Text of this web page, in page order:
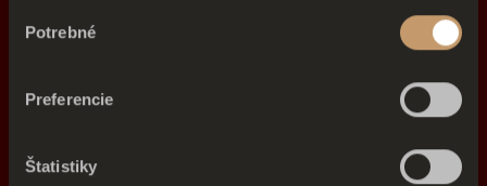
súhlasu
Potrebné
Preferencie
Štatistiky